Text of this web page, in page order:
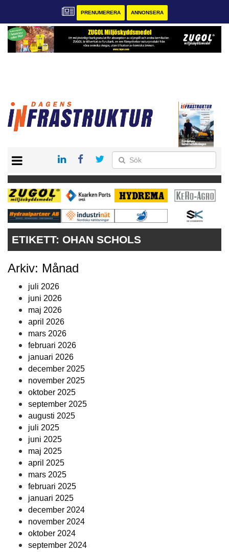
PRENUMERERA ANNONSERA
KONTAKT
VÅRA ANDRA MAGASIN
PRENUMERERA
ANNONSERA
ETIKETT: OHAN SCHOLS
Arkiv: Månad
juli 2026
juni 2026
maj 2026
april 2026
mars 2026
februari 2026
januari 2026
december 2025
november 2025
oktober 2025
september 2025
augusti 2025
juli 2025
juni 2025
maj 2025
april 2025
mars 2025
februari 2025
januari 2025
december 2024
november 2024
oktober 2024
september 2024